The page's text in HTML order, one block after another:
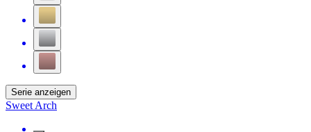
Serie anzeigen
Sweet Arch